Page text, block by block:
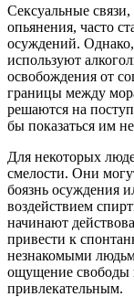
Сексуальные
опьянения, часто
осуждений.
используют
освобождения от
границы между
решаются на
бы показаться им
Для некоторых
смелости. Они
боязнь осуждения
воздействием
начинают
привести к
незнакомыми
ощущение свободы
привлекательным.